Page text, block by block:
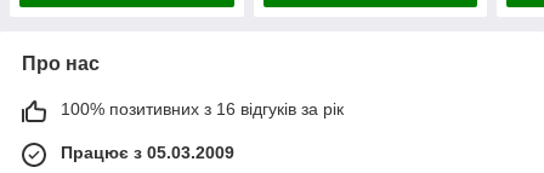
Про нас
100% позитивних з 16 відгуків за рік
Працює з 05.03.2009